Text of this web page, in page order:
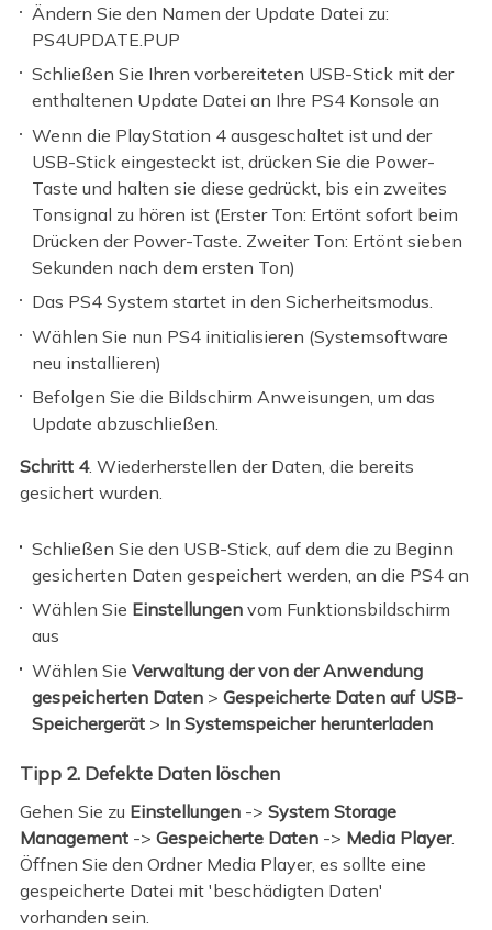
Ändern Sie den Namen der Update Datei zu:
PS4UPDATE.PUP
Schließen Sie Ihren vorbereiteten USB-Stick mit der
enthaltenen Update Datei an Ihre PS4 Konsole an
Wenn die PlayStation 4 ausgeschaltet ist und der
USB-Stick eingesteckt ist, drücken Sie die Power-
Taste und halten sie diese gedrückt, bis ein zweites
Tonsignal zu hören ist (Erster Ton: Ertönt sofort beim
Drücken der Power-Taste. Zweiter Ton: Ertönt sieben
Sekunden nach dem ersten Ton)
Das PS4 System startet in den Sicherheitsmodus.
Wählen Sie nun PS4 initialisieren (Systemsoftware
neu installieren)
Befolgen Sie die Bildschirm Anweisungen, um das
Update abzuschließen.
Schritt 4. Wiederherstellen der Daten, die bereits
gesichert wurden.
Schließen Sie den USB-Stick, auf dem die zu Beginn
gesicherten Daten gespeichert werden, an die PS4 an
Wählen Sie Einstellungen vom Funktionsbildschirm
aus
Wählen SieVerwaltung der von der Anwendung
gespeicherten Daten >Gespeicherte Daten auf USB-
Speichergerät > In Systemspeicher herunterladen
Tipp 2. Defekte Daten löschen
Gehen Sie zu Einstellungen-> System Storage
Management-> Gespeicherte Daten-> Media Player.
Öffnen Sie den Ordner Media Player, es sollte eine
gespeicherte Datei mit 'beschädigten Daten'
vorhanden sein.